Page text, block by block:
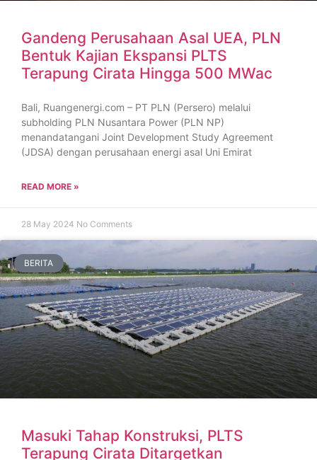
Gandeng Perusahaan Asal UEA, PLN
Bentuk Kajian Ekspansi PLTS
Terapung Cirata Hingga 500 MWac
Bali, Ruangenergi.com – PT PLN (Persero) melalui
subholding PLN Nusantara Power (PLN NP)
menandatangani Joint Development Study Agreement
(JDSA) dengan perusahaan energi asal Uni Emirat
READ MORE »
28 May 2024 No Comments
BERITA
Masuki Tahap Konstruksi, PLTS
Terapung Cirata Ditargetkan